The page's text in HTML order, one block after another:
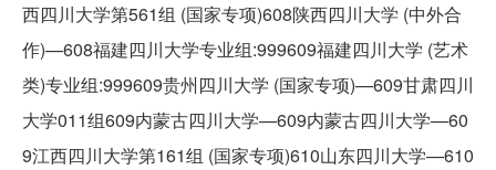
西四川大学第561组 (国家专项)608陕西四川大学 (中外合
作)—608福建四川大学专业组:999609福建四川大学 (艺术
类)专业组:999609贵州四川大学 (国家专项)—609甘肃四川
大学011组609内蒙古四川大学—609内蒙古四川大学—60
9江西四川大学第161组 (国家专项)610山东四川大学—610